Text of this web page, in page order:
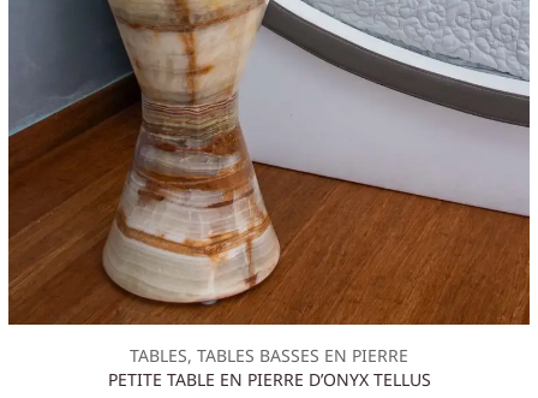
TABLES, TABLES BASSES EN PIERRE
PETITE TABLE EN PIERRE D’ONYX TELLUS